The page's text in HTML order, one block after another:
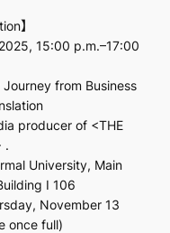
】
15:00 p.m.–17:00
from Business
producer of <THE
.
University, Main
I 106
November 13
once full)